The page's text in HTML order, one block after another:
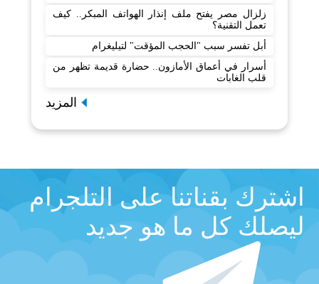
زلزال مصر يفتح ملف إنذار الهواتف المبكر.. كيف
تعمل التقنية؟
أبل تفسر سبب "الحجب المؤقت" لتيليغرام
أسرار في أعماق الأمازون.. حضارة قديمة تظهر من
قلب الغابات
المزيد
اشترك بقناتنا على التلجرام
ليصلك كل ما هو جديد